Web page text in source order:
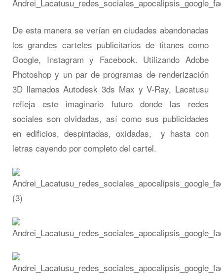
De esta manera se verían en ciudades abandonadas
los grandes carteles publicitarios de titanes como
Google, Instagram y Facebook. Utilizando Adobe
Photoshop y un par de programas de renderización
3D llamados Autodesk 3ds Max y V-Ray, Lacatusu
refleja este imaginario futuro donde las redes
sociales son olvidadas, así como sus publicidades
en edificios, despintadas, oxidadas, y hasta con
letras cayendo por completo del cartel.